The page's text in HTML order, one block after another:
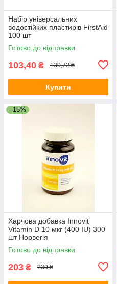
Набір універсальних
водостійких пластирів FirstAid
100 шт
Готово до відправки
103,40 ₴ 139,72 ₴
Купити
–15%
Харчова добавка Innovit
Vitamin D 10 мкг (400 IU) 300
шт Норвегія
Готово до відправки
203 ₴ 239 ₴